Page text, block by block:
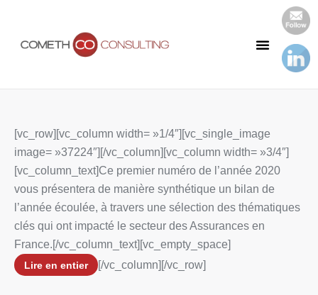
[vc_row][vc_column width= »1/4″][vc_single_image
image= »37224″][/vc_column][vc_column width= »3/4″]
[vc_column_text]Ce premier numéro de l’année 2020
vous présentera de manière synthétique un bilan de
l’année écoulée, à travers une sélection des thématiques
clés qui ont impacté le secteur des Assurances en
France.[/vc_column_text][vc_empty_space]
Lire en entier [/vc_column][/vc_row]